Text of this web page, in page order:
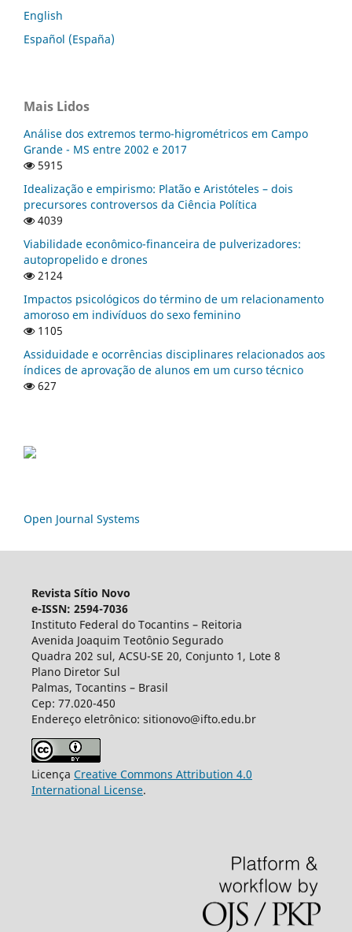
English
Español (España)
Mais Lidos
Análise dos extremos termo-higrométricos em Campo
Grande - MS entre 2002 e 2017
5915
Idealização e empirismo: Platão e Aristóteles – dois
precursores controversos da Ciência Política
4039
Viabilidade econômico-financeira de pulverizadores:
autopropelido e drones
2124
Impactos psicológicos do término de um relacionamento
amoroso em indivíduos do sexo feminino
1105
Assiduidade e ocorrências disciplinares relacionados aos
índices de aprovação de alunos em um curso técnico
627
Open Journal Systems
Revista Sítio Novo
e-ISSN: 2594-7036
Instituto Federal do Tocantins – Reitoria
Avenida Joaquim Teotônio Segurado
Quadra 202 sul, ACSU-SE 20, Conjunto 1, Lote 8
Plano Diretor Sul
Palmas, Tocantins – Brasil
Cep: 77.020-450
Endereço eletrônico: sitionovo@ifto.edu.br
Licença Creative Commons Attribution 4.0
International License.